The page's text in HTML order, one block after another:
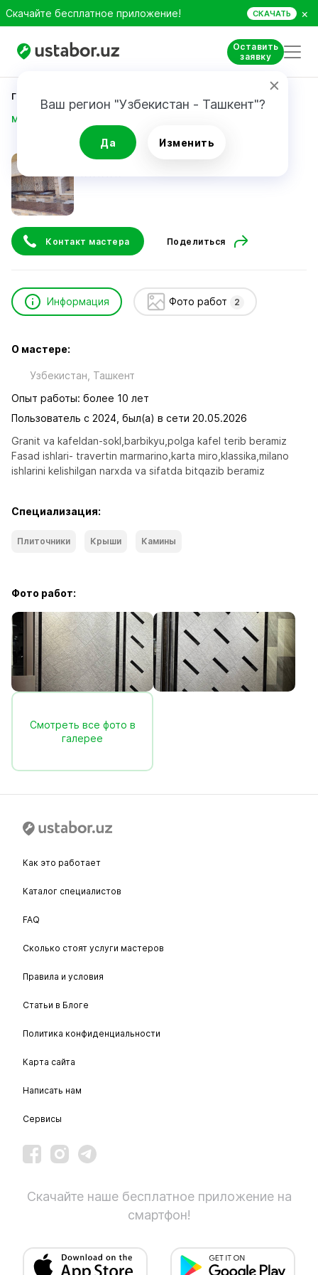
Скачайте бесплатное приложение! СКАЧАТЬ ×
Оставить
заявку
Ваш регион "Узбекистан - Ташкент"?
Да Изменить
Главная
Мухаммаджонов Рискилло
Контакт мастера Поделиться
Информация Фото работ 2
О мастере:
Узбекистан, Ташкент
Опыт работы: более 10 лет
Пользователь с 2024, был(а) в сети 20.05.2026
Granit va kafeldan-sokl,barbikyu,polga kafel terib beramiz
Fasad ishlari- travertin marmarino,karta miro,klassika,milano
ishlarini kelishilgan narxda va sifatda bitqazib beramiz
Специализация:
Плиточники Крыши Камины
Фото работ:
Смотреть все фото в
галерее
Как это работает
Каталог специалистов
FAQ
Сколько стоят услуги мастеров
Правила и условия
Статьи в Блоге
Политика конфиденциальности
Карта сайта
Написать нам
Сервисы
Скачайте наше бесплатное приложение на
смартфон!